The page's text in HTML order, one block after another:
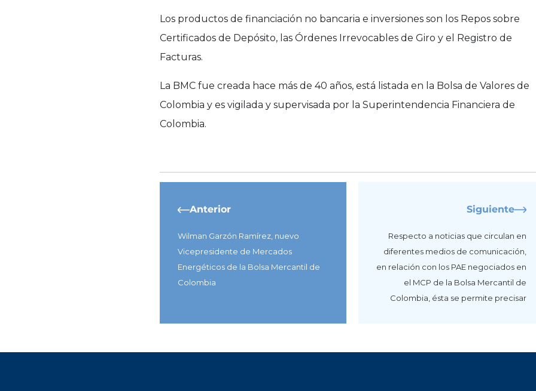
Los productos de financiación no bancaria e inversiones son los Repos sobre
Certificados de Depósito, las Órdenes Irrevocables de Giro y el Registro de
Facturas.
La BMC fue creada hace más de 40 años, está listada en la Bolsa de Valores de
Colombia y es vigilada y supervisada por la Superintendencia Financiera de
Colombia.
Anterior
Wilman Garzón Ramírez, nuevo
Vicepresidente de Mercados
Energéticos de la Bolsa Mercantil de
Colombia
Siguiente
Respecto a noticias que circulan en
diferentes medios de comunicación,
en relación con los PAE negociados en
el MCP de la Bolsa Mercantil de
Colombia, ésta se permite precisar